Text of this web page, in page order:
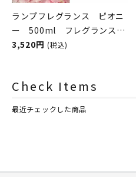
ランプフレグランス ピオニ
ー 500ml フレグランスラ
ンプ用オイル
3,520円 (税込)
Check Items
最近チェックした商品